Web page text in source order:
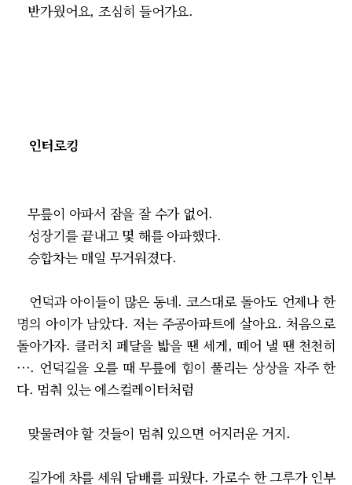
반가웠어요, 조심히 들어가요.
인터로킹
무릎이 아파서 잠을 잘 수가 없어.
성장기를 끝내고 몇 해를 아파했다.
승합차는 매일 무거워졌다.
언덕과 아이들이 많은 동네. 코스대로 돌아도 언제나 한
명의 아이가 남았다. 저는 주공아파트에 살아요. 처음으로
돌아가자. 클러치 페달을 밟을 땐 세게, 떼어 낼 땐 천천히
···. 언덕길을 오를 때 무릎에 힘이 풀리는 상상을 자주 한
다. 멈춰 있는 에스컬레이터처럼
맞물려야 할 것들이 멈춰 있으면 어지러운 거지.
길가에 차를 세워 담배를 피웠다. 가로수 한 그루가 인부